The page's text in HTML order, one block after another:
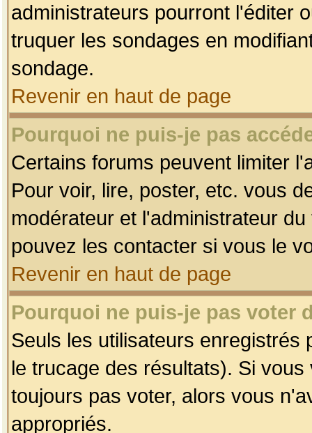
administrateurs pourront l'éditer
truquer les sondages en
sondage.
Revenir en haut de page
Pourquoi ne puis-je pas
Certains forums peuvent limiter
Pour voir, lire, poster, etc. vous
modérateur et l'administrateur
pouvez les contacter si vous le
Revenir en haut de page
Pourquoi ne puis-je pas voter
Seuls les utilisateurs enregistrés
le trucage des résultats). Si
toujours pas voter, alors vous
appropriés.